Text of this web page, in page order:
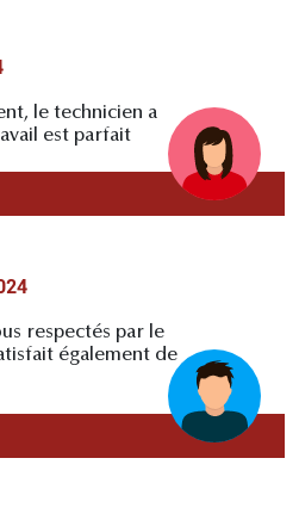
le technicien a
est parfait
respectés par le
également de